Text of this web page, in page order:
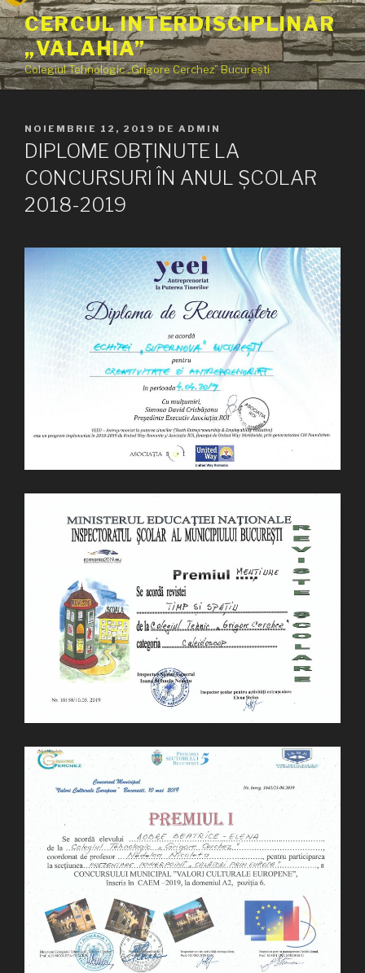
Sari
la
conținut
CERCUL INTERDISCIPLINAR
„VALAHIA”
Colegiul Tehnologic „Grigore Cerchez” București
PUBLICAT
PE
NOIEMBRIE 12, 2019 DE ADMIN
DIPLOME OBȚINUTE LA
CONCURSURI ÎN ANUL ȘCOLAR
2018-2019